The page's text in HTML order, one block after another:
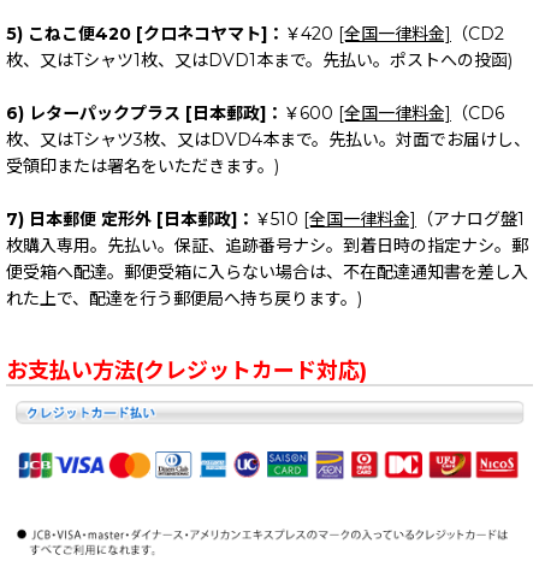
5) こねこ便420 [クロネコヤマト]： ￥420 [全国一律料金]
（CD2
枚、又はTシャツ1枚、又はDVD1本まで。先払い。ポストへの投函)
6) レターパックプラス [日本郵政]： ￥600 [全国一律料金]
（CD6
枚、又はTシャツ3枚、又はDVD4本まで。先払い。対面でお届けし、
受領印または署名をいただきます。)
7) 日本郵便 定形外 [日本郵政]： ￥510 [全国一律料金]
（アナログ盤1
枚購入専用。先払い。保証、追跡番号ナシ。到着日時の指定ナシ。郵
便受箱へ配達。郵便受箱に入らない場合は、不在配達通知書を差し入
れた上で、配達を行う郵便局へ持ち戻ります。)
お支払い方法(クレジットカード対応)